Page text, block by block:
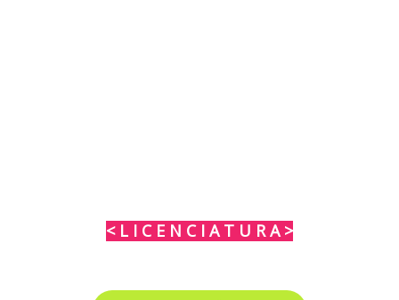
< L I C E N C I A T U R A >